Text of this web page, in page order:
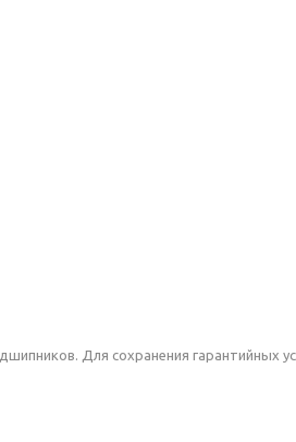
Для сохранения гарантийных